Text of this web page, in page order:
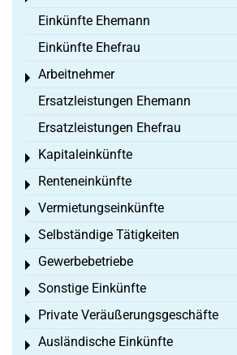
Einkünfte Ehemann
Einkünfte Ehefrau
Arbeitnehmer
Toggle menu
Ersatzleistungen Ehemann
Ersatzleistungen Ehefrau
Kapitaleinkünfte
Toggle menu
Renteneinkünfte
Toggle menu
Vermietungseinkünfte
Toggle menu
Selbständige Tätigkeiten
Toggle menu
Gewerbebetriebe
Toggle menu
Sonstige Einkünfte
Toggle menu
Private Veräußerungsgeschäfte
Toggle menu
Ausländische Einkünfte
Toggle menu